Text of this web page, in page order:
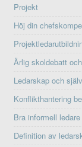
Projekt
Höj din
Ärlig skoldebatt
Ledarskap och
Konflikthantering
Bra informell ledare
Definition av